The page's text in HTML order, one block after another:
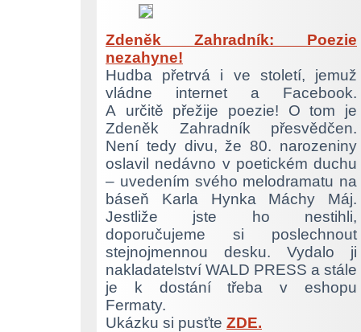
Zdeněk Zahradník: Poezie
nezahyne!
Hudba přetrvá i ve století, jemuž
vládne internet a Facebook.
A určitě přežije poezie! O tom je
Zdeněk Zahradník přesvědčen.
Není tedy divu, že 80. narozeniny
oslavil nedávno v poetickém duchu
– uvedením svého melodramatu na
báseň Karla Hynka Máchy Máj.
Jestliže jste ho nestihli,
doporučujeme si poslechnout
stejnojmennou desku. Vydalo ji
nakladatelství WALD PRESS a stále
je k dostání třeba v eshopu
Fermaty.
Ukázku si pusťte ZDE.